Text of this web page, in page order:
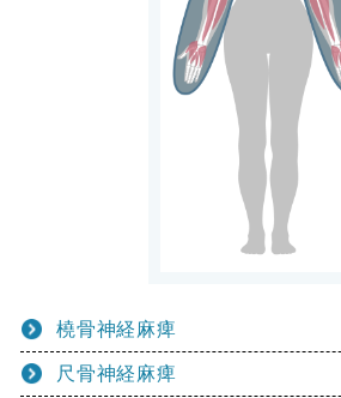
橈骨神経麻痺
尺骨神経麻痺